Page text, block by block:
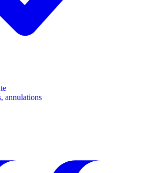
annulations